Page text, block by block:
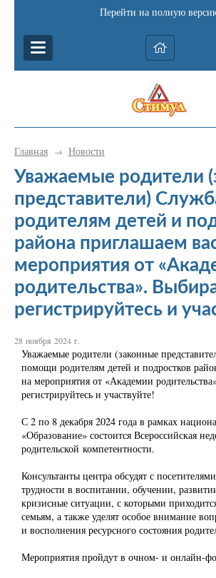
Перейти на полную
Главная → Новости
Уважаемые родители
представители)
родителям детей и
района приглашаем
мероприятия от
родительства».
регистрируйтесь и
28 ноября 2024 г.
Уважаемые родители (законные
помощи родителям детей и подростков
на мероприятия от «Академии
регистрируйтесь и участвуйте!
С 2 по 8 декабря 2024 года в рамках
«Образование» состоится Всероссийская
родительской компетентности.
Консультанты центра обсудят с
трудности в воспитании, обучении,
кризисные ситуации, с которыми
семьям, а также уделят особое внимание
и восполнения ресурсного состояния
Мероприятия пройдут в очном- и онлайн-